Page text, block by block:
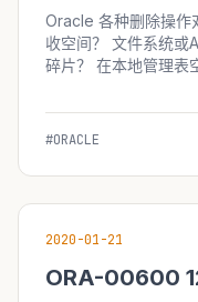
Oracle 各种删除操作
收空间？ 文件系统或
碎片？ 在本地管理表
片？注意现在的
碎片？ 有心理问题，
#ORACLE
2020-01-21
ORA-00600